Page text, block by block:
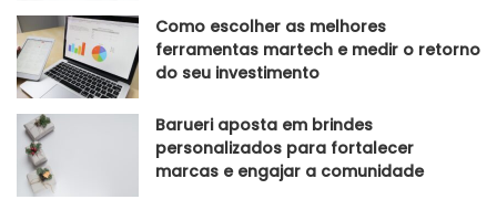
Como escolher as melhores
ferramentas martech e medir o retorno
do seu investimento
Barueri aposta em brindes
personalizados para fortalecer
marcas e engajar a comunidade